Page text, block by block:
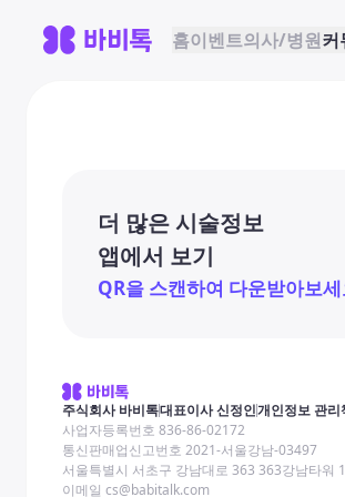
홈이벤트의사/병원커
더 많은 시술정보
앱에서 보기
QR을 스캔하여 다운받아보세
주식회사 바비톡대표이사 신정인개인정보 관리
사업자등록번호 836-86-02172
통신판매업신고번호 2021-서울강남-03497
서울특별시 서초구 강남대로 363 363강남타워
이메일 cs@babitalk.com